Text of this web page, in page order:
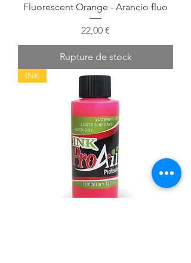
Fluorescent Orange - Arancio fluo
Prix
22,00 €
Rupture de stock
INK